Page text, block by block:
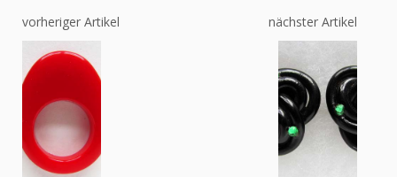
vorheriger Artikel nächster Artikel